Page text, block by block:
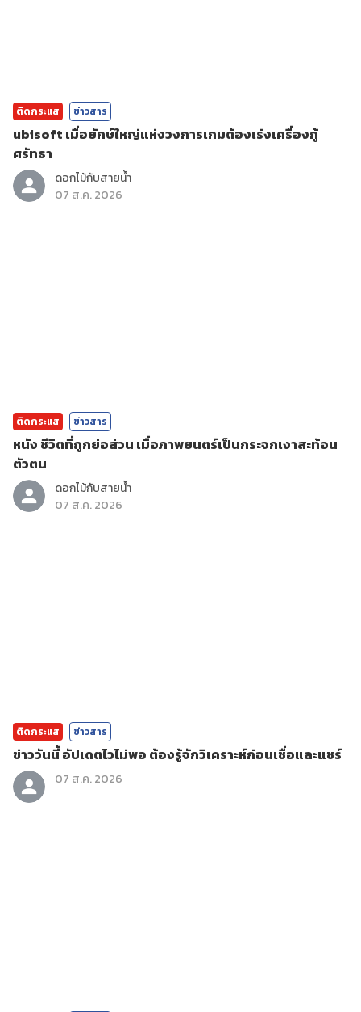
ติดกระแส ข่าวสาร
ubisoft เมื่อยักษ์ใหญ่แห่งวงการเกมต้องเร่งเครื่องกู้
ศรัทธา
ดอกไม้กับสายน้ำ
07 ส.ค. 2026
ติดกระแส ข่าวสาร
หนัง ชีวิตที่ถูกย่อส่วน เมื่อภาพยนตร์เป็นกระจกเงาสะท้อน
ตัวตน
ดอกไม้กับสายน้ำ
07 ส.ค. 2026
ติดกระแส ข่าวสาร
ข่าววันนี้ อัปเดตไวไม่พอ ต้องรู้จักวิเคราะห์ก่อนเชื่อและแชร์
07 ส.ค. 2026